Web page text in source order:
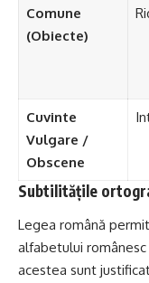
Comune
(Obiecte)
Cuvinte
Vulgare /
Obscene
Subtilitățile
Legea română
alfabetului românesc
acestea sunt